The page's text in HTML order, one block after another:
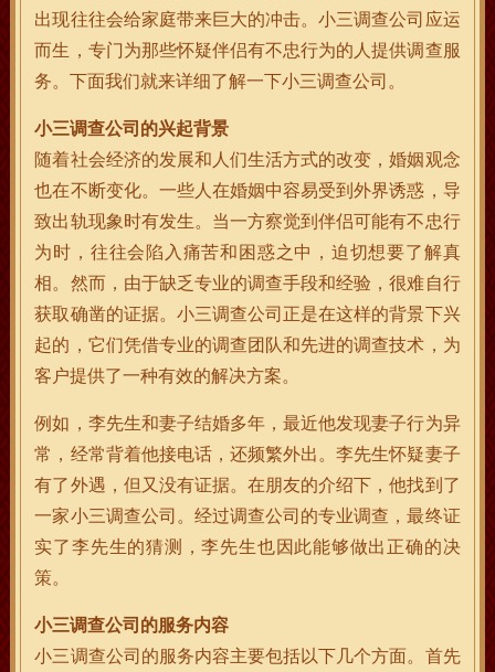
出现往往会给家庭带来巨大的冲击。小三调查公司应运
而生，专门为那些怀疑伴侣有不忠行为的人提供调查服
务。下面我们就来详细了解一下小三调查公司。
小三调查公司的兴起背景
随着社会经济的发展和人们生活方式的改变，婚姻观念
也在不断变化。一些人在婚姻中容易受到外界诱惑，导
致出轨现象时有发生。当一方察觉到伴侣可能有不忠行
为时，往往会陷入痛苦和困惑之中，迫切想要了解真
相。然而，由于缺乏专业的调查手段和经验，很难自行
获取确凿的证据。小三调查公司正是在这样的背景下兴
起的，它们凭借专业的调查团队和先进的调查技术，为
客户提供了一种有效的解决方案。
例如，李先生和妻子结婚多年，最近他发现妻子行为异
常，经常背着他接电话，还频繁外出。李先生怀疑妻子
有了外遇，但又没有证据。在朋友的介绍下，他找到了
一家小三调查公司。经过调查公司的专业调查，最终证
实了李先生的猜测，李先生也因此能够做出正确的决
策。
小三调查公司的服务内容
小三调查公司的服务内容主要包括以下几个方面。首先